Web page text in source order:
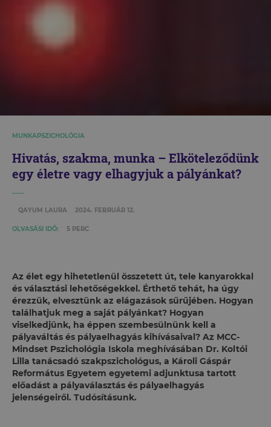
MUNKAPSZICHOLÓGIA
Hivatás, szakma, munka – Elköteleződünk
egy életre vagy elhagyjuk a pályánkat?
QAYUM LAURA 2024. FEBRUÁR 12.
OLVASÁSI IDŐ: 5 PERC
Az élet egy hihetetlenül összetett út, tele kanyarokkal
és választási lehetőségekkel. Érthető tehát, ha úgy
érezzük, elvesztünk az elágazások sűrűjében. Hogyan
találhatjuk meg a saját pályánkat? Hogyan
viselkedjünk, ha éppen szembesülnünk kell a
pályaváltás és pályaelhagyás kihívásaival? Az MCC-
Mindset Pszichológia Iskola meghívásában Dr. Koltói
Lilla tanácsadó szakpszichológus, a Károli Gáspár
Református Egyetem egyetemi adjunktusa tartott
előadást a pályaválasztás és pályaelhagyás
jelenségeiről. Tudósításunk.